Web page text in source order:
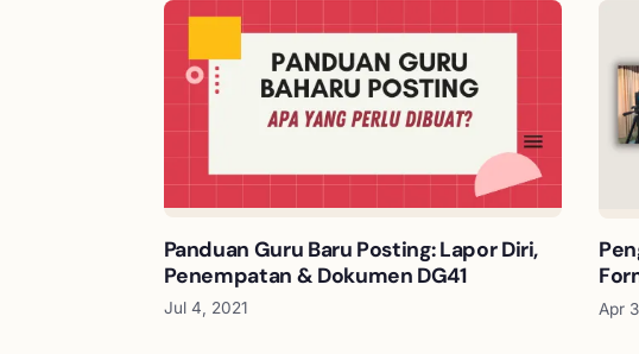
Panduan Guru Baru Posting: Lapor Diri,
Penempatan & Dokumen DG41
Jul 4, 2021 Apr